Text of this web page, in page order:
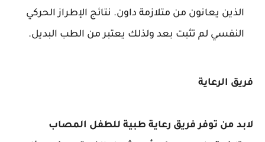
الذين يعانون من متلازمة داون. نتائج الإطراز الحركي
النفسي لم تثبت بعد ولذلك يعتبر من الطب البديل.
فريق الرعاية
لابد من توفر فريق رعاية طبية للطفل المصاب